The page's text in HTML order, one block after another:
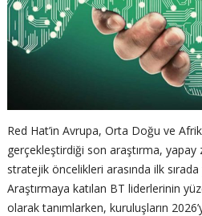
Red Hat’in Avrupa, Orta Doğu ve
gerçekleştirdiği son araştırma, yapay
stratejik öncelikleri arasında ilk sırada
Araştırmaya katılan BT liderlerinin
olarak tanımlarken, kuruluşların